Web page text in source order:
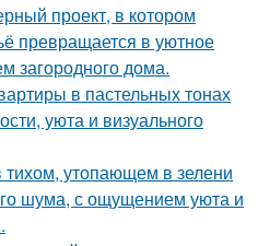
проект, в котором
превращается в уютное
загородного дома.
в пастельных тонах
уюта и визуального
утопающем в зелени
шума, с ощущением уюта и